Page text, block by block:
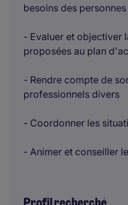
besoins des
- Evaluer et objectiver
proposées au plan
- Rendre compte de
professionnels divers
- Coordonner les
- Animer et conseiller